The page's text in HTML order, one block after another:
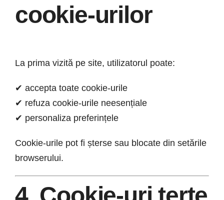
cookie-urilor
La prima vizită pe site, utilizatorul poate:
✔ accepta toate cookie-urile
✔ refuza cookie-urile neesențiale
✔ personaliza preferințele
Cookie-urile pot fi șterse sau blocate din setările
browserului.